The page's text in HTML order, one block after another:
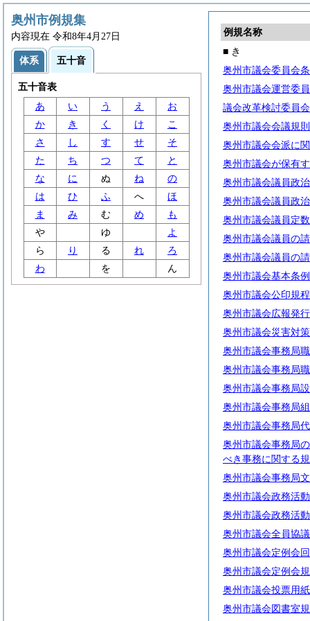
例規名称
■ き
奥州市議会委員会
奥州市議会運営委
議会改革検討委員
奥州市議会会議規則
奥州市議会会派に
奥州市議会が保有
奥州市議会議員政
奥州市議会議員政
奥州市議会議員定
奥州市議会議員の
奥州市議会議員の
奥州市議会基本条例
奥州市議会公印規程
奥州市議会広報発
奥州市議会災害対
奥州市議会事務局
奥州市議会事務局
奥州市議会事務局
奥州市議会事務局
奥州市議会事務局
奥州市議会事務局
べき事務に関する
奥州市議会事務局
奥州市議会政務活
奥州市議会政務活
奥州市議会全員協
奥州市議会定例会
奥州市議会定例会
奥州市議会投票用
奥州市議会図書室
奥州市例規集
内容現在 令和8年4月27日
体系 五十音
五十音表
あ
い う え
お
か
き く け
こ
さ
し す せ
そ
た
ち つ て
と
な
に ぬ ね
の
は
ひ ふ へ
ほ
ま
み む め
も
や
ゆ
よ
ら
り る れ
ろ
わ
を ん